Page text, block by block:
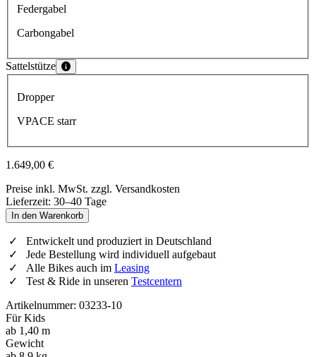
Federgabel
Carbongabel
Sattelstütze
Dropper
VPACE starr
1.649,00 €
Preise inkl. MwSt. zzgl. Versandkosten
Lieferzeit: 30–40 Tage
In den Warenkorb
Entwickelt und produziert in Deutschland
Jede Bestellung wird individuell aufgebaut
Alle Bikes auch im Leasing
Test & Ride in unseren Testcentern
Artikelnummer: 03233-10
Für Kids
ab 1,40 m
Gewicht